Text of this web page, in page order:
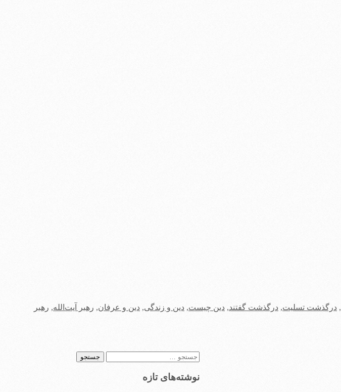
, درگذشت تسلیت, درگذشت گفتند, دین چیست, دین و زندگی, دین و عرفان, رهبر آیت‌الله, رهبر
جستجو
نوشته‌های تازه